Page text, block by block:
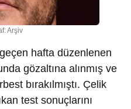
Arşiv
geçen hafta düzenlenen
gözaltına alınmış ve
bırakılmıştı. Çelik
test sonuçlarını